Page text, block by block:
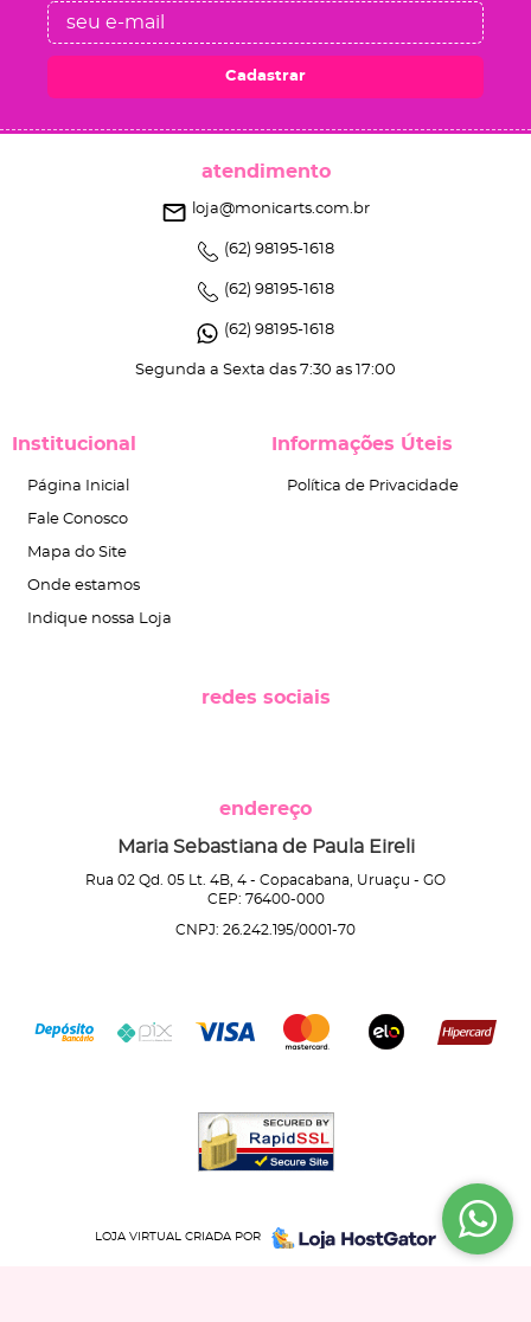
Cadastrar
atendimento
(62) 98195-1618
(62) 98195-1618
(62) 98195-1618
Segunda a Sexta das 7:30 as 17:00
loja@monicarts.com.br
Institucional
Página Inicial
Fale Conosco
Mapa do Site
Onde estamos
Indique nossa Loja
Informações Úteis
Política de Privacidade
redes sociais
endereço
Maria Sebastiana de Paula Eireli
Rua 02 Qd. 05 Lt. 4B, 4 - Copacabana, Uruaçu - GO
CEP: 76400-000
CNPJ: 26.242.195/0001-70
LOJA VIRTUAL CRIADA POR